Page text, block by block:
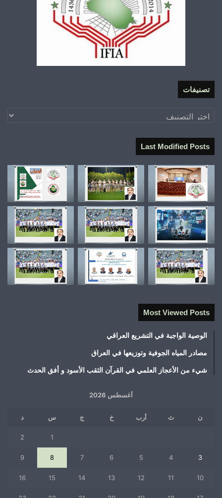
تصنيفات
تصنيفات
Last Modified Posts
Most Viewed Posts
الوصية الواجبة في التشريع العراقي
مصادر المياه الجوفية وتوزيعها في العراق
شيء من الأعجاز العلمي في القرآن الثقب الأسود و أفق الحدث
أغسطس 2026
ن ث أرب خ ج س د
1
2
3
4
5
6
7
8
9
10
11
12
13
14
15
16